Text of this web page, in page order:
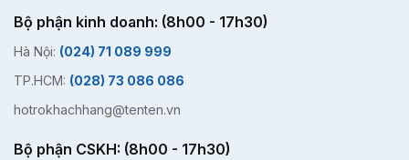
Bộ phận kinh doanh: (8h00 - 17h30)
Hà Nội: (024) 71 089 999
TP.HCM: (028) 73 086 086
hotrokhachhang@tenten.vn
Bộ phận CSKH: (8h00 - 17h30)